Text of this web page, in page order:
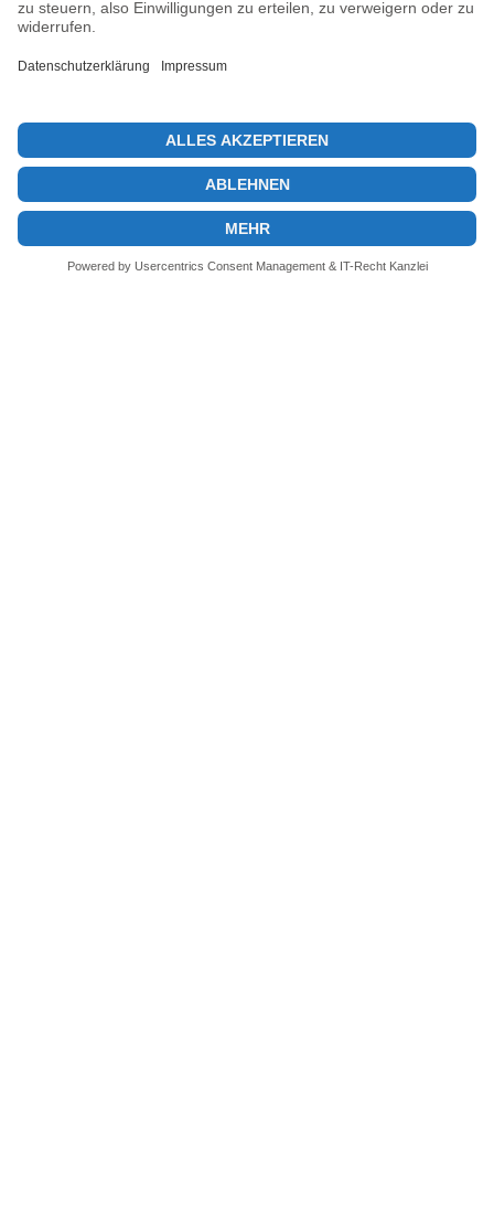
Bitcoin Preisprognose: Steigt über 120.000 Dollar?
© 2026 KryptoInsights.de
ImpressumDatenschutz